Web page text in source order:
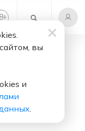
+
Way Is Up
Izzy Bizu)
вы
и
.